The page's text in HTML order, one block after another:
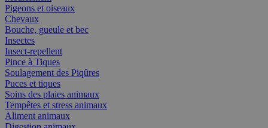
Pigeons et oiseaux
Chevaux
Bouche, gueule et bec
Insectes
Insect-repellent
Pince à Tiques
Soulagement des Piqûres
Puces et tiques
Soins des plaies animaux
Tempêtes et stress animaux
Aliment animaux